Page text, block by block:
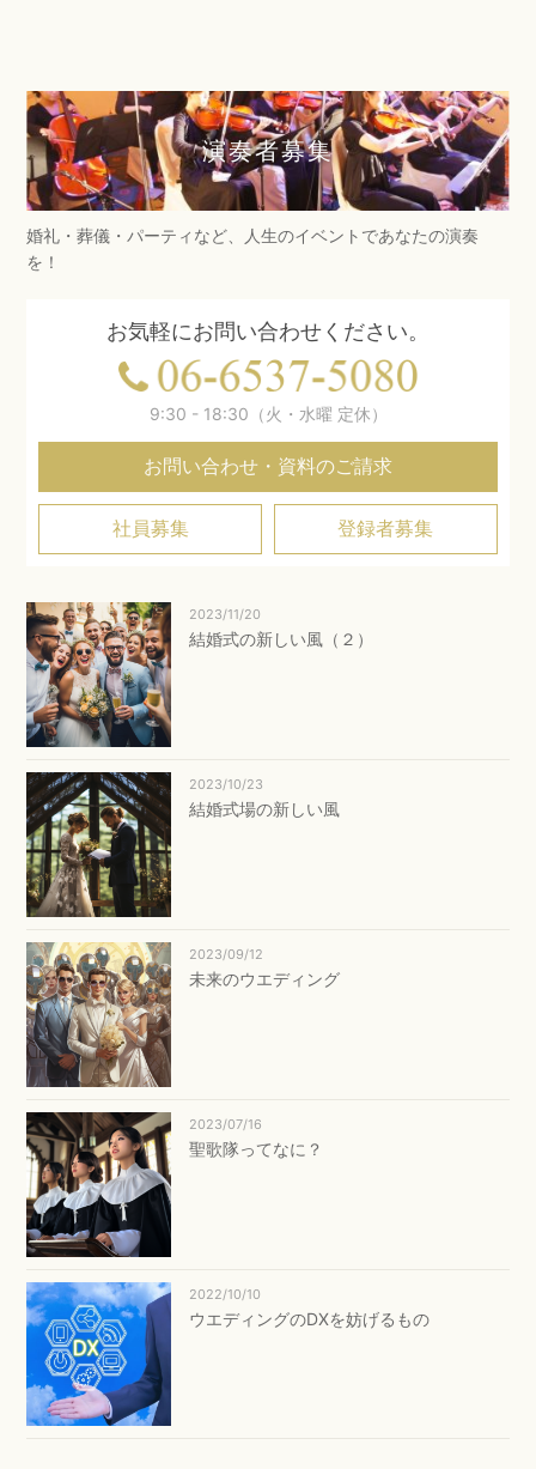
演奏者募集
婚礼・葬儀・パーティなど、人生のイベントであなたの演奏
を！
お気軽にお問い合わせください。
9:30 - 18:30（火・水曜 定休）
お問い合わせ・資料のご請求
社員募集 登録者募集
2023/11/20
結婚式の新しい風（２）
2023/10/23
結婚式場の新しい風
2023/09/12
未来のウエディング
2023/07/16
聖歌隊ってなに？
2022/10/10
ウエディングのDXを妨げるもの